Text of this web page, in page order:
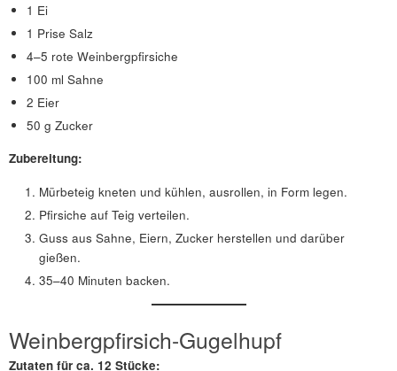
1 Ei
1 Prise Salz
4–5 rote Weinbergpfirsiche
100 ml Sahne
2 Eier
50 g Zucker
Zubereitung:
Mürbeteig kneten und kühlen, ausrollen, in Form legen.
Pfirsiche auf Teig verteilen.
Guss aus Sahne, Eiern, Zucker herstellen und darüber
gießen.
35–40 Minuten backen.
Weinbergpfirsich-Gugelhupf
Zutaten für ca. 12 Stücke: